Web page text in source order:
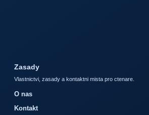
Zasady
Vlastnictvi, zasady a kontaktni mista pro ctenare.
O nas
Kontakt